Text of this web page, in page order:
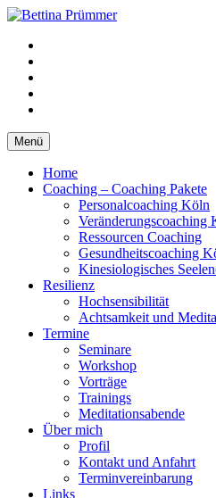
Springe
Inhalt
Menü
Home
Coaching – Coaching Pakete
Personalcoaching Köln
Veränderungscoaching
Ressourcen Coaching
Gesundheitscoaching
Kinesiologisches
Resilienz
Hochsensibilität
Achtsamkeit und
Termine
Seminare
Workshop
Vorträge
Trainings
Meditationsabende
Über mich
Profil
Kontakt und Anfahrt
Terminvereinbarung
Links